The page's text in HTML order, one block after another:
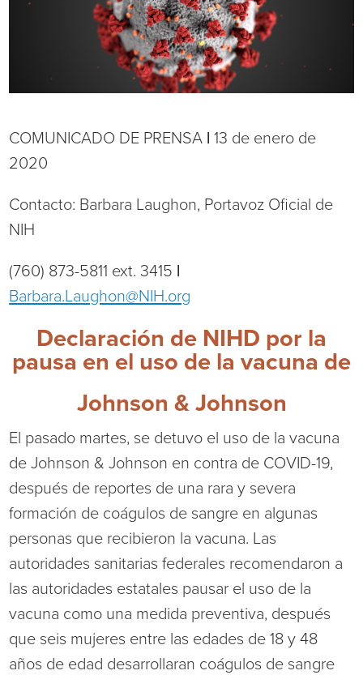
Our Community
Current RFPs
Childbirth Services
Emergency Department
Hospital Services
Language Access Services
Specialty Clinic
Orthopedics
Pediatrics
Plastic Surgery
Rehabilitation Services
RHC Women's Health
CAREshuttle
Community Classes
Gratitude Gram
Language Access
NIH Auxiliary
NIHD Foundation
Media Inquiries
Patient Navigation & Support Services
Price Transparency
Suppliers & Vendors
COMUNICADO DE PRENSA | 13 de enero de
2020
Contacto: Barbara Laughon, Portavoz Oficial de
NIH
(760) 873-5811 ext. 3415 |
Barbara.Laughon@NIH.org
Declaración de NIHD por la
pausa en el uso de la vacuna de
Johnson & Johnson
El pasado martes, se detuvo el uso de la vacuna
de Johnson & Johnson en contra de COVID-19,
después de reportes de una rara y severa
formación de coágulos de sangre en algunas
personas que recibieron la vacuna. Las
autoridades sanitarias federales recomendaron a
las autoridades estatales pausar el uso de la
vacuna como una medida preventiva, después
que seis mujeres entre las edades de 18 y 48
años de edad desarrollaran coágulos de sangre